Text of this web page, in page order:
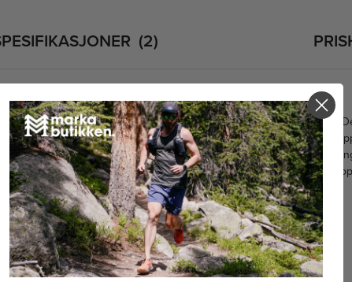
2
deg som ønsker en garantert lekasjefri og bekymringsløs pakking.
når du er ute på tur. Egner seg like godt til frokostblanding, grøt,
i hele 7 timer. Med sin innovativ intrigering av stål spork på siden
og spork er dishwasher safe, så denne kan enkelt vaskes i